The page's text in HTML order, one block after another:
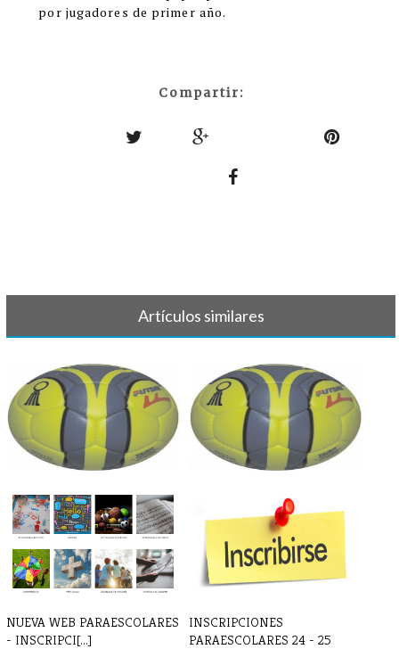
por jugadores de primer año.
Compartir:
Artículos similares
BALONMANO - Partido sábado
15/2
BALONMANO - Crónica y
resultado 4 d[...]
NUEVA WEB PARAESCOLARES
- INSCRIPCI[...]
INSCRIPCIONES
PARAESCOLARES 24 - 25